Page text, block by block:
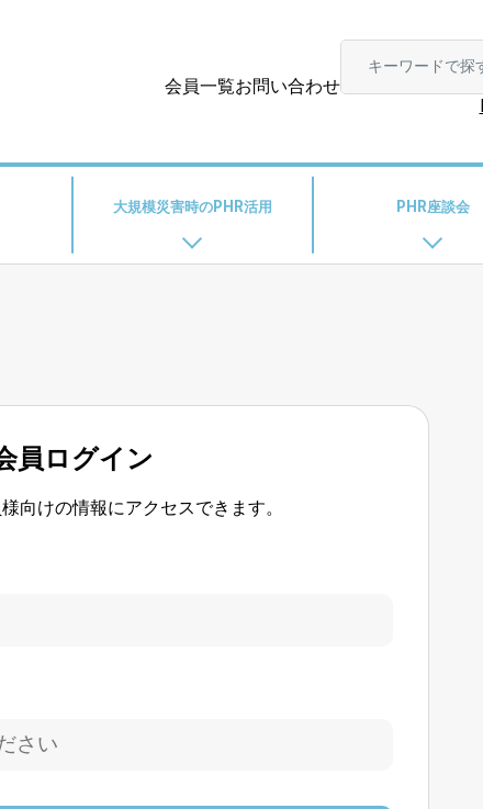
会員一覧お問い合わせ
大規模災害時のPHR活用 PHR座談会
員ログイン
向けの情報にアクセスできます。